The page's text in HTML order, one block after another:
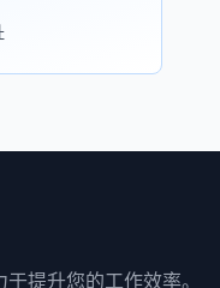
提升您的工作效率。